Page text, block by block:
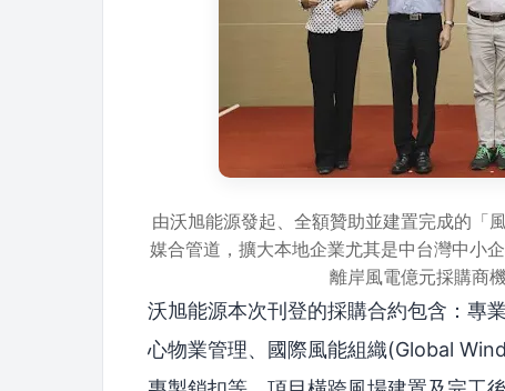
由沃旭能源發起、全額贊助並建置完成的「
媒合管道，擴大本地企業尤其是中台灣中小
離岸風電億元採購商
沃旭能源本次刊登的採購合約包含：專
心物業管理、國際風能組織(Global